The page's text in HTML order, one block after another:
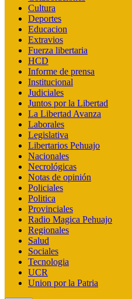
Cultura
Deportes
Educacion
Extravios
Fuerza libertaria
HCD
Informe de prensa
Institucional
Judiciales
Juntos por la Libertad
La Libertad Avanza
Laborales
Legislativa
Libertarios Pehuajo
Nacionales
Necrológicas
Notas de opinión
Policiales
Politica
Provinciales
Radio Magica Pehuajo
Regionales
Salud
Sociales
Tecnologia
UCR
Union por la Patria